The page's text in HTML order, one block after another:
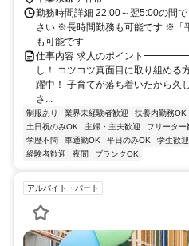
勤務時間詳細 22:00～翌5:00の間
さい ※長時間勤務も可能です ※「
も可能です
仕事内容 求人のポイント
し！ コツコツ真面目に取り組める
躍中！ 子育てが落ち着いたから久
さ...
制服あり 業界未経験者歓迎 扶養内勤務OK
土日祝のみOK
主婦・主夫歓迎 フリーター
学歴不問
車通勤OK 平日のみOK 学生歓迎
経験者歓迎
夜間 ブランクOK
アルバイト・パート